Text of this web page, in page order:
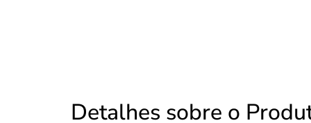
Detalhes sobre o